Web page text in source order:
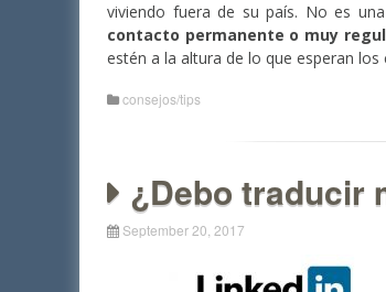
viviendo fuera de su país. No es
contacto permanente o muy
estén a la altura de lo que esperan los
consejos/tips
¿Debo traducir
September 20, 2017